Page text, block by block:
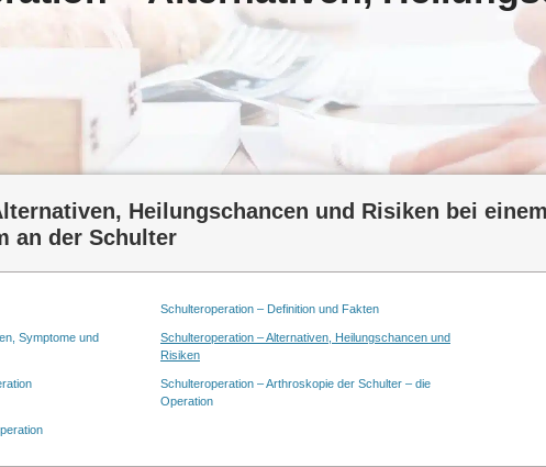
Heilungschancen und Risiken bei einem
an der Schulter
Schulteroperation – Definition und Fakten
Symptome und
Schulteroperation – Alternativen, Heilungschancen und
Risiken
Schulteroperation – Arthroskopie der Schulter – die
Operation